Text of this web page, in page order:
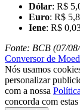
Dólar: R$
Euro: R$
Iene: R$
Fonte: BCB (07/
Conversor de
Nós usamos
personalizar
com a nossa
concorda com